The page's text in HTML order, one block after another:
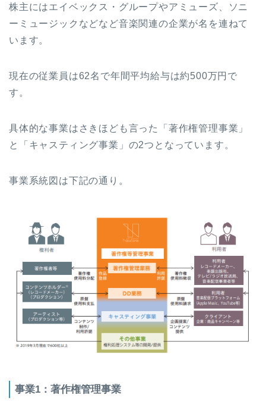
株主にはエイベックス・グループやアミューズ、ソニ
ーミュージックなどなど音楽関連の企業が名を連ねて
います。
現在の従業員は62名で年間平均給与は約500万円で
す。
具体的な事業はさきほども言った「著作権管理事業」
と「キャスティング事業」の2つとなっています。
事業系統図は下記の通り。
事業1：著作権管理事業